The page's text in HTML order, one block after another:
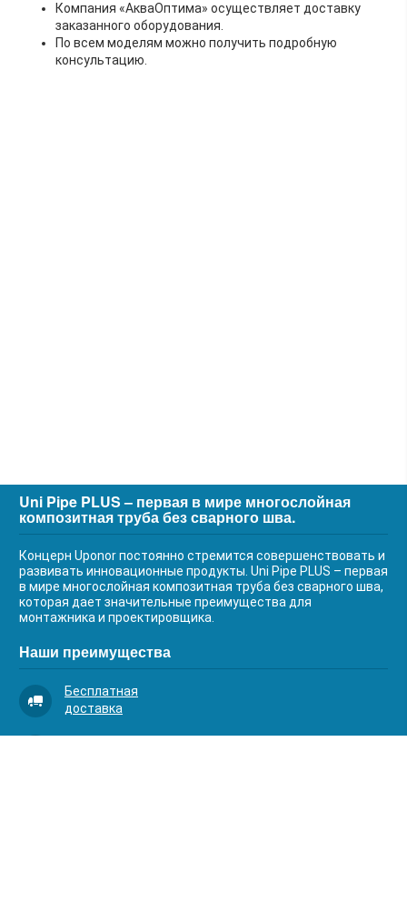
Компания «АкваОптима» осуществляет доставку
заказанного оборудования.
По всем моделям можно получить подробную
консультацию.
Uni Pipe PLUS – первая в мире многослойная
композитная труба без сварного шва.
Концерн Uponor постоянно стремится совершенствовать и
развивать инновационные продукты. Uni Pipe PLUS – первая
в мире многослойная композитная труба без сварного шва,
которая дает значительные преимущества для
монтажника и проектировщика.
Наши преимущества
Бесплатная
доставка